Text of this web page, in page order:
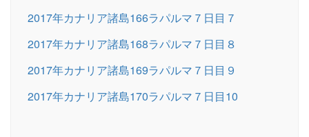
2017年カナリア諸島166ラパルマ７日目７
2017年カナリア諸島168ラパルマ７日目８
2017年カナリア諸島169ラパルマ７日目９
2017年カナリア諸島170ラパルマ７日目10